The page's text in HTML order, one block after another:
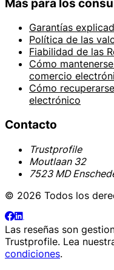
Más para los
Garantías
Política de las
Fiabilidad de las
Cómo
comercio
Cómo
electrónico
Contacto
Trustprofile
Moutlaan 32
7523 MD
© 2026 Todos los
Las reseñas son
Trustprofile. Lea
condiciones.